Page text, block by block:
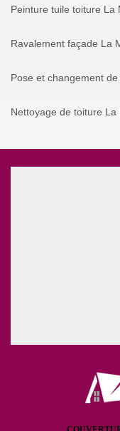
Peinture tuile toiture La
Ravalement façade La
Pose et changement
Nettoyage de toiture La